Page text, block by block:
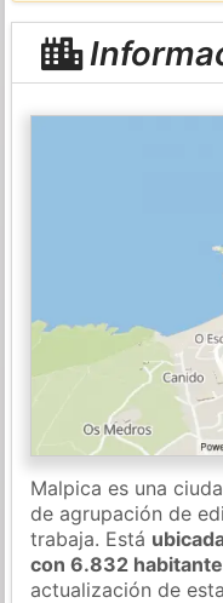
Malpica es una
de agrupación de
trabaja. Está
con 6.832
actualización de